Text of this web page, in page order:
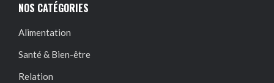
NOS CATÉGORIES
Alimentation
Santé & Bien-être
Relation